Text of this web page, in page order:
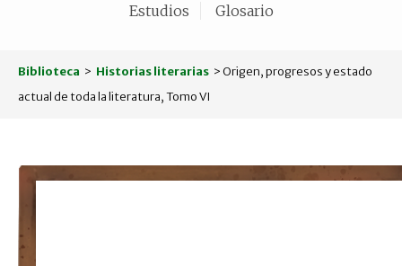
Estudios
Glosario
Biblioteca > Historias literarias > Origen, progresos y estado
actual de toda la literatura, Tomo VI